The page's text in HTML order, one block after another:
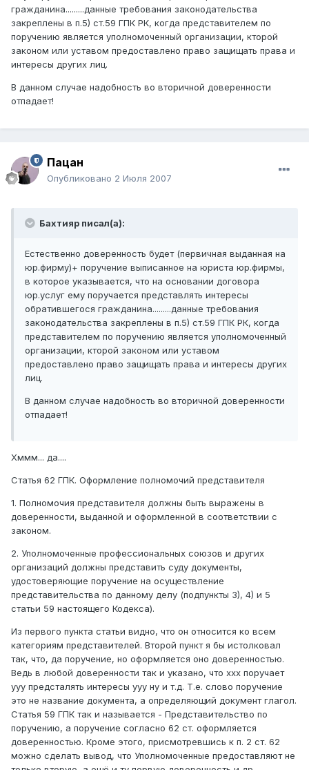
гражданина.........данные требования законодательства
закреплены в п.5) ст.59 ГПК РК, когда представителем по
поручению является уполномоченный организации, кторой
законом или уставом предоставлено право защищать права и
интересы других лиц.
В данном случае надобность во вторичной доверенности
отпадает!
Пацан
Опубликовано 2 Июля 2007
Бахтияр писал(а):
Естественно доверенность будет (первичная выданная на
юр.фирму)+ поручение выписанное на юриста юр.фирмы,
в которое указывается, что на основании договора
юр.услуг ему поручается представлять интересы
обратившегося гражданина.........данные требования
законодательства закреплены в п.5) ст.59 ГПК РК, когда
представителем по поручению является уполномоченный
организации, кторой законом или уставом
предоставлено право защищать права и интересы других
лиц.
В данном случае надобность во вторичной доверенности
отпадает!
Хммм... да....
Статья 62 ГПК. Оформление полномочий представителя
1. Полномочия представителя должны быть выражены в
доверенности, выданной и оформленной в соответствии с
законом.
2. Уполномоченные профессиональных союзов и других
организаций должны представить суду документы,
удостоверяющие поручение на осуществление
представительства по данному делу (подпункты 3), 4) и 5
статьи 59 настоящего Кодекса).
Из первого пункта статьи видно, что он относится ко всем
категориям представителей. Второй пункт я бы истолковал
так, что, да поручение, но оформляется оно доверенностью.
Ведь в любой доверенности так и указано, что ххх поручает
ууу предсталять интересы ууу ну и т.д. Т.е. слово поручение
это не название документа, а определяющий документ глагол.
Статья 59 ГПК так и называется - Представительство по
поручению, а поручение согласно 62 ст. оформляется
доверенностью. Кроме этого, присмотревшись к п. 2 ст. 62
можно сделать вывод, что Уполномоченные предоставляют не